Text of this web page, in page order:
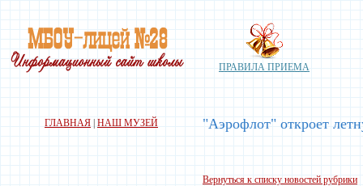
ПРАВИЛА ПРИЕМА
ГЛАВНАЯ НАШ МУЗЕЙ "Аэрофлот" откроет
Вернуться к списку новостей рубрики